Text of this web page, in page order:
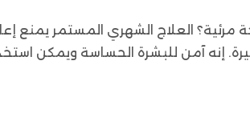
مرئية؟ العلاج الشهري المستمر
إنه آمن للبشرة الحساسة ويمكن